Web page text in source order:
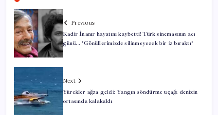
Previous
Kadir İnanır hayatını kaybetti! Türk sinemasının acı
günü… ‘Gönüllerimizde silinmeyecek bir iz bıraktı’
Next
Yürekler ağza geldi: Yangın söndürme uçağı denizin
ortasında kalakaldı